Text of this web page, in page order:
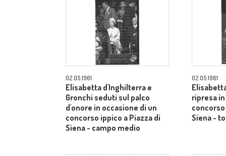
02.05.1961
Elisabetta d'Inghilterra e
Gronchi seduti sul palco
d'onore in occasione di un
concorso ippico a Piazza di
Siena - campo medio
02.05.1961
ripresa
Siena -